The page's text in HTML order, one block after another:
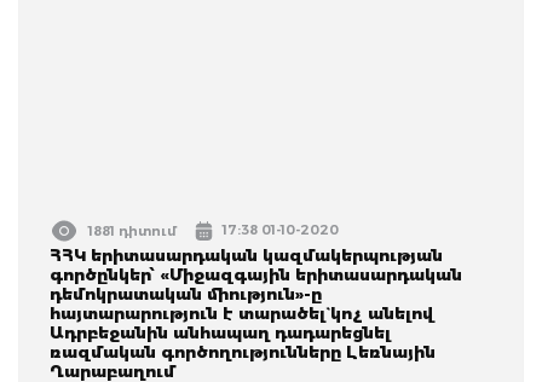
1881 դիտում 17:38 01-10-2020
ՀՀԿ երիտասարդական կազմակերպության
գործընկեր՝ «Միջազգային երիտասարդական
դեմոկրատական միություն»-ը
հայտարարություն է տարածել` կոչ անելով
Ադրբեջանին անհապաղ դադարեցնել
ռազմական գործողությունները Լեռնային
Ղարաբաղում